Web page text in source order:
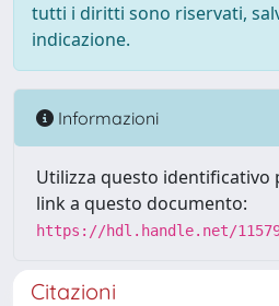
tutti i diritti sono riservati,
indicazione.
Informazioni
Utilizza questo identificativo
link a questo documento:
https://hdl.handle.net/
Citazioni